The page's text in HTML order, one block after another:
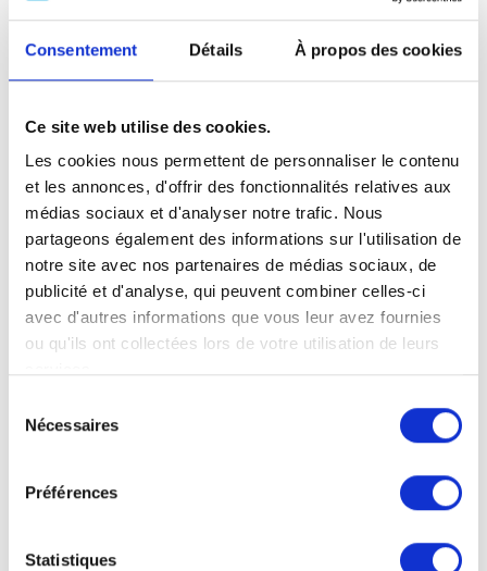
Consentement Détails À propos des cookies
Ce site web utilise des cookies.
Les cookies nous permettent de personnaliser le contenu
et les annonces, d'offrir des fonctionnalités relatives aux
médias sociaux et d'analyser notre trafic. Nous
partageons également des informations sur l'utilisation de
notre site avec nos partenaires de médias sociaux, de
publicité et d'analyse, qui peuvent combiner celles-ci
avec d'autres informations que vous leur avez fournies
ou qu'ils ont collectées lors de votre utilisation de leurs
Nécessaires
Préférences
Statistiques
Plus d'informations
GRAND VOLUME - 17M³
INDISPONIBLE